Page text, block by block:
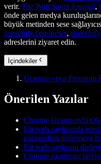
verir. The Wall Street Journal,
önde gelen medya
büyük metinden sese
speechify.com/news,
adreslerini ziyaret edin.
İçindekiler
Ücretsiz veya Premium
Önerilen Yazılar
Chrome Uzantısında
Bir web sayfasında
paragraftan dinlemeye
Bir web sayfasını
Chrome uzantısını